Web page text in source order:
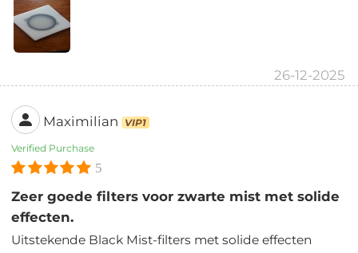
26-12-2025
Maximilian VIP1
Verified Purchase
5
Zeer goede filters voor zwarte mist met solide
effecten.
Uitstekende Black Mist-filters met solide effecten